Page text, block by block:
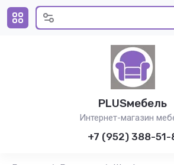
PLUSмебель
Интернет-магазин
+7 (952) 388-51-